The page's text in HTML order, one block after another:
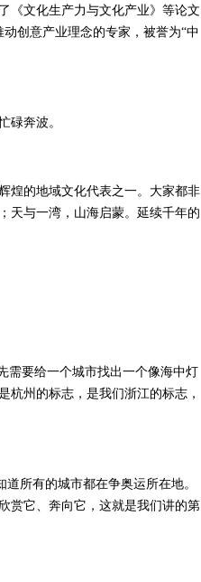
文化生产力与文化产业》等论文
创意产业理念的专家，被誉为“中
奔波。
的地域文化代表之一。大家都非
天与一湾，山海启蒙。延续千年的
要给一个城市找出一个像海中灯
杭州的标志，是我们浙江的标志，
所有的城市都在争奥运所在地。
赏它、奔向它，这就是我们讲的第